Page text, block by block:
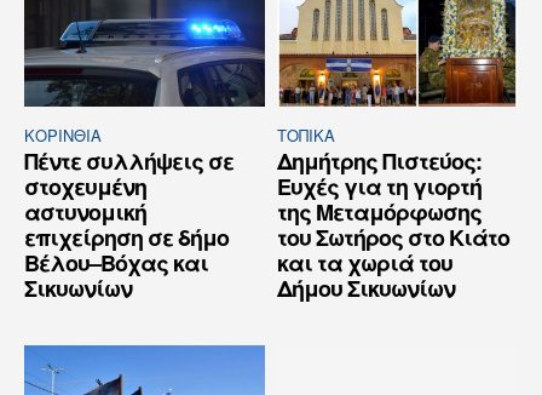
ΚΟΡΙΝΘΊΑ
Πέντε συλλήψεις σε
στοχευμένη
αστυνομική
επιχείρηση σε δήμο
Βέλου–Βόχας και
Σικυωνίων
ΤΟΠΙΚΑ
Δημήτρης Πιστεύος:
Ευχές για τη γιορτή
της Μεταμόρφωσης
του Σωτήρος στο Κιάτο
και τα χωριά του
Δήμου Σικυωνίων